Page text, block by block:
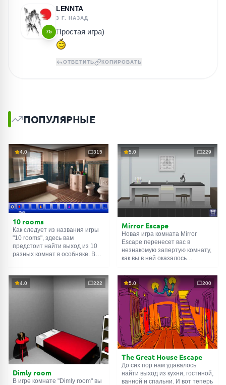
75
LENNTA
3 Г. НАЗАД
Простая игра)
ОТВЕТИТЬ КОПИРОВАТЬ
ПОПУЛЯРНЫЕ
4.0 315
10 rooms
Как следует из названия игры
"10 rooms", здесь вам
предстоит найти выход из 10
разных комнат в особняке. В
их, чтобы выйти. Выход из
одной комнаты является
5.0 229
Mirror Escape
Новая игра комната Mirror
Escape перенесет вас в
незнакомую запертую комнату,
как вы в ней оказалось
смекалки попробуйте решить
все, приготовленные авторами
для вас, головоломки и найти
выход на свободу.
Внимательно осмотрите
помещение, возможно вы
сможете найти какие-нибудь
подсказки. Желаем удачи!
4.0 222
Dimly room
В игре комнате "Dimly room" вы
5.0 200
The Great House Escape
До сих пор нам удавалось
найти выход из кухни, гостиной,
ванной и спальни. И вот теперь